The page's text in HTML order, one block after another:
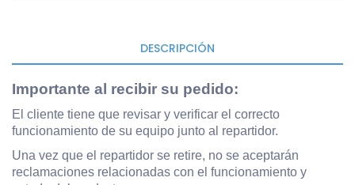
DESCRIPCIÓN
Importante al recibir su pedido:
El cliente tiene que revisar y verificar el correcto
funcionamiento de su equipo junto al repartidor.
Una vez que el repartidor se retire, no se aceptarán
reclamaciones relacionadas con el funcionamiento y